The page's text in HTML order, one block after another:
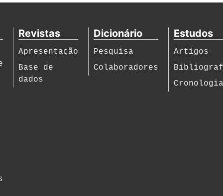
Revistas
Apresentação
Base de
dados
Dicionário
Pesquisa
Colaboradores
Estudos
Artigos